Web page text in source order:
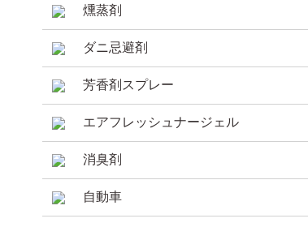
燻蒸剤
ダニ忌避剤
芳香剤スプレー
エアフレッシュナージェル
消臭剤
自動車